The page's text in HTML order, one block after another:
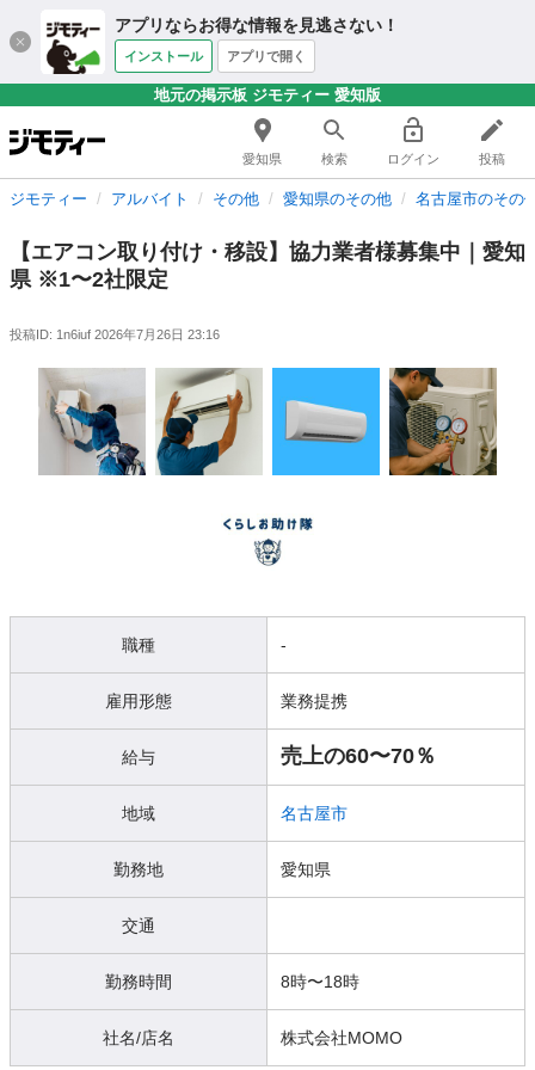
アプリならお得な情報を見逃さない！
インストール アプリで開く
地元の掲示板 ジモティー 愛知版
愛知県 検索 ログイン 投稿
ジモティー アルバイト その他 愛知県のその他 名古屋市のその
【エアコン取り付け・移設】協力業者様募集中｜愛知
県 ※1〜2社限定
投稿ID: 1n6iuf 2026年7月26日 23:16
職種 -
雇用形態 業務提携
給与 売上の60〜70％
地域 名古屋市
勤務地 愛知県
交通
勤務時間 8時〜18時
社名/店名 株式会社MOMO